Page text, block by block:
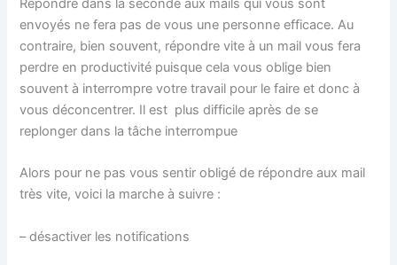
Répondre dans la seconde aux mails qui vous sont
envoyés ne fera pas de vous une personne efficace. Au
contraire, bien souvent, répondre vite à un mail vous fera
perdre en productivité puisque cela vous oblige bien
souvent à interrompre votre travail pour le faire et donc à
vous déconcentrer. Il est plus difficile après de se
replonger dans la tâche interrompue
Alors pour ne pas vous sentir obligé de répondre aux mail
très vite, voici la marche à suivre :
– désactiver les notifications